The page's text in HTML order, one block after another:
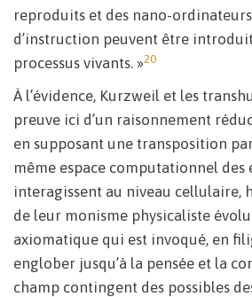
reproduits et des nano-
d’instruction peuvent être
processus vivants. »20
À l’évidence, Kurzweil et les
preuve ici d’un raisonnement
en supposant une transposition
même espace computationnel des
interagissent au niveau cellulaire,
de leur monisme physicaliste
axiomatique qui est invoqué, en
englober jusqu’à la pensée et la
champ contingent des possibles